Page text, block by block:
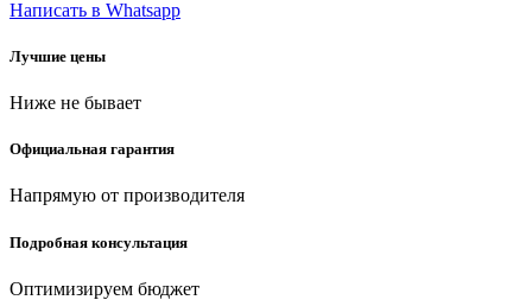
Написать в Whatsapp
Лучшие цены
Ниже не бывает
Официальная гарантия
Напрямую от производителя
Подробная консультация
Оптимизируем бюджет